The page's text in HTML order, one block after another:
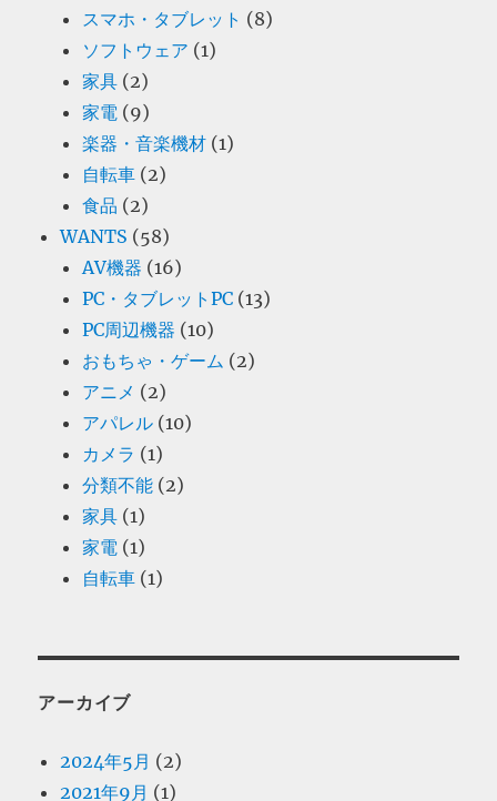
スマホ・タブレット (8)
ソフトウェア (1)
家具 (2)
家電 (9)
楽器・音楽機材 (1)
自転車 (2)
食品 (2)
WANTS (58)
AV機器 (16)
PC・タブレットPC (13)
PC周辺機器 (10)
おもちゃ・ゲーム (2)
アニメ (2)
アパレル (10)
カメラ (1)
分類不能 (2)
家具 (1)
家電 (1)
自転車 (1)
アーカイブ
2024年5月 (2)
2021年9月 (1)